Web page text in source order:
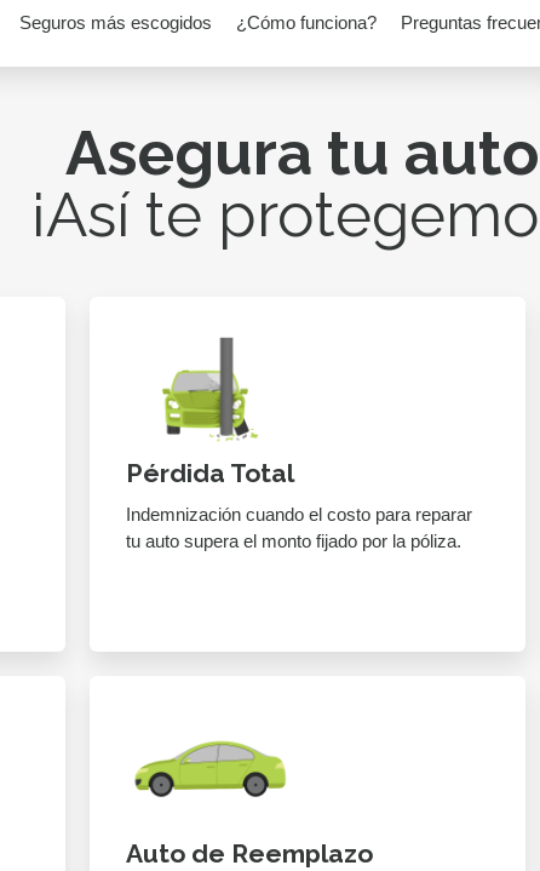
Seguros más escogidos ¿Cómo funciona? Preguntas
Asegura tu auto
¡Así te
Pérdida Total
Indemnización cuando el costo para reparar
tu auto supera el monto fijado por la póliza.
Auto de Reemplazo